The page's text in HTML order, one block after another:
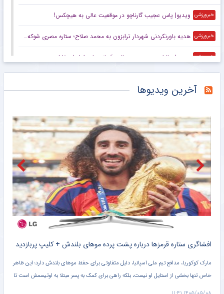
خبرورزشی ویدیو| پاس عجیب گارناچو در موقعیت عالی به هیچکس!
خبرورزشی هدیه باورنکردنی شهردار ترابزون به محمد صلاح؛ ستاره مصری شوکه شد +ویدیو
خبرورزشی ویدیو| چالش و صمیمیت جالب آسانی با عوامل استقلال
خبرگزاری مهر استقلال برای سه جام نیاز به تقویت دارد/ دست بختیاری‌زاده خالی است
خبرانلاین چرا رئال مادرید و منچستریونایتد و بایرن مونیخ روزبه روز پولدارتر می شوند و بارسلونا و یوونتوس به سمت ورشکستگی می روند؟
باشگاه خبرنگاران جوان احتمال جذب قربانی از سوی پرسپولیس کم است
باشگاه خبرنگاران جوان دست رد حسین نژاد به باشگاه پرسپولیس
آخرین ویدیوها
قرمزها درباره پشت پرده موهای بلندش + کلیپ‌ پربازدید
تیم ملی اسپانیا، دلیل متفاوتی برای حفظ موهای بلندش دارد؛ این ظاهر
استایل او نیست، بلکه راهی برای کمک به پسر مبتلا به اوتیسمش است تا
مهدی قایدی با مرور
دیده‌شدن و شروع